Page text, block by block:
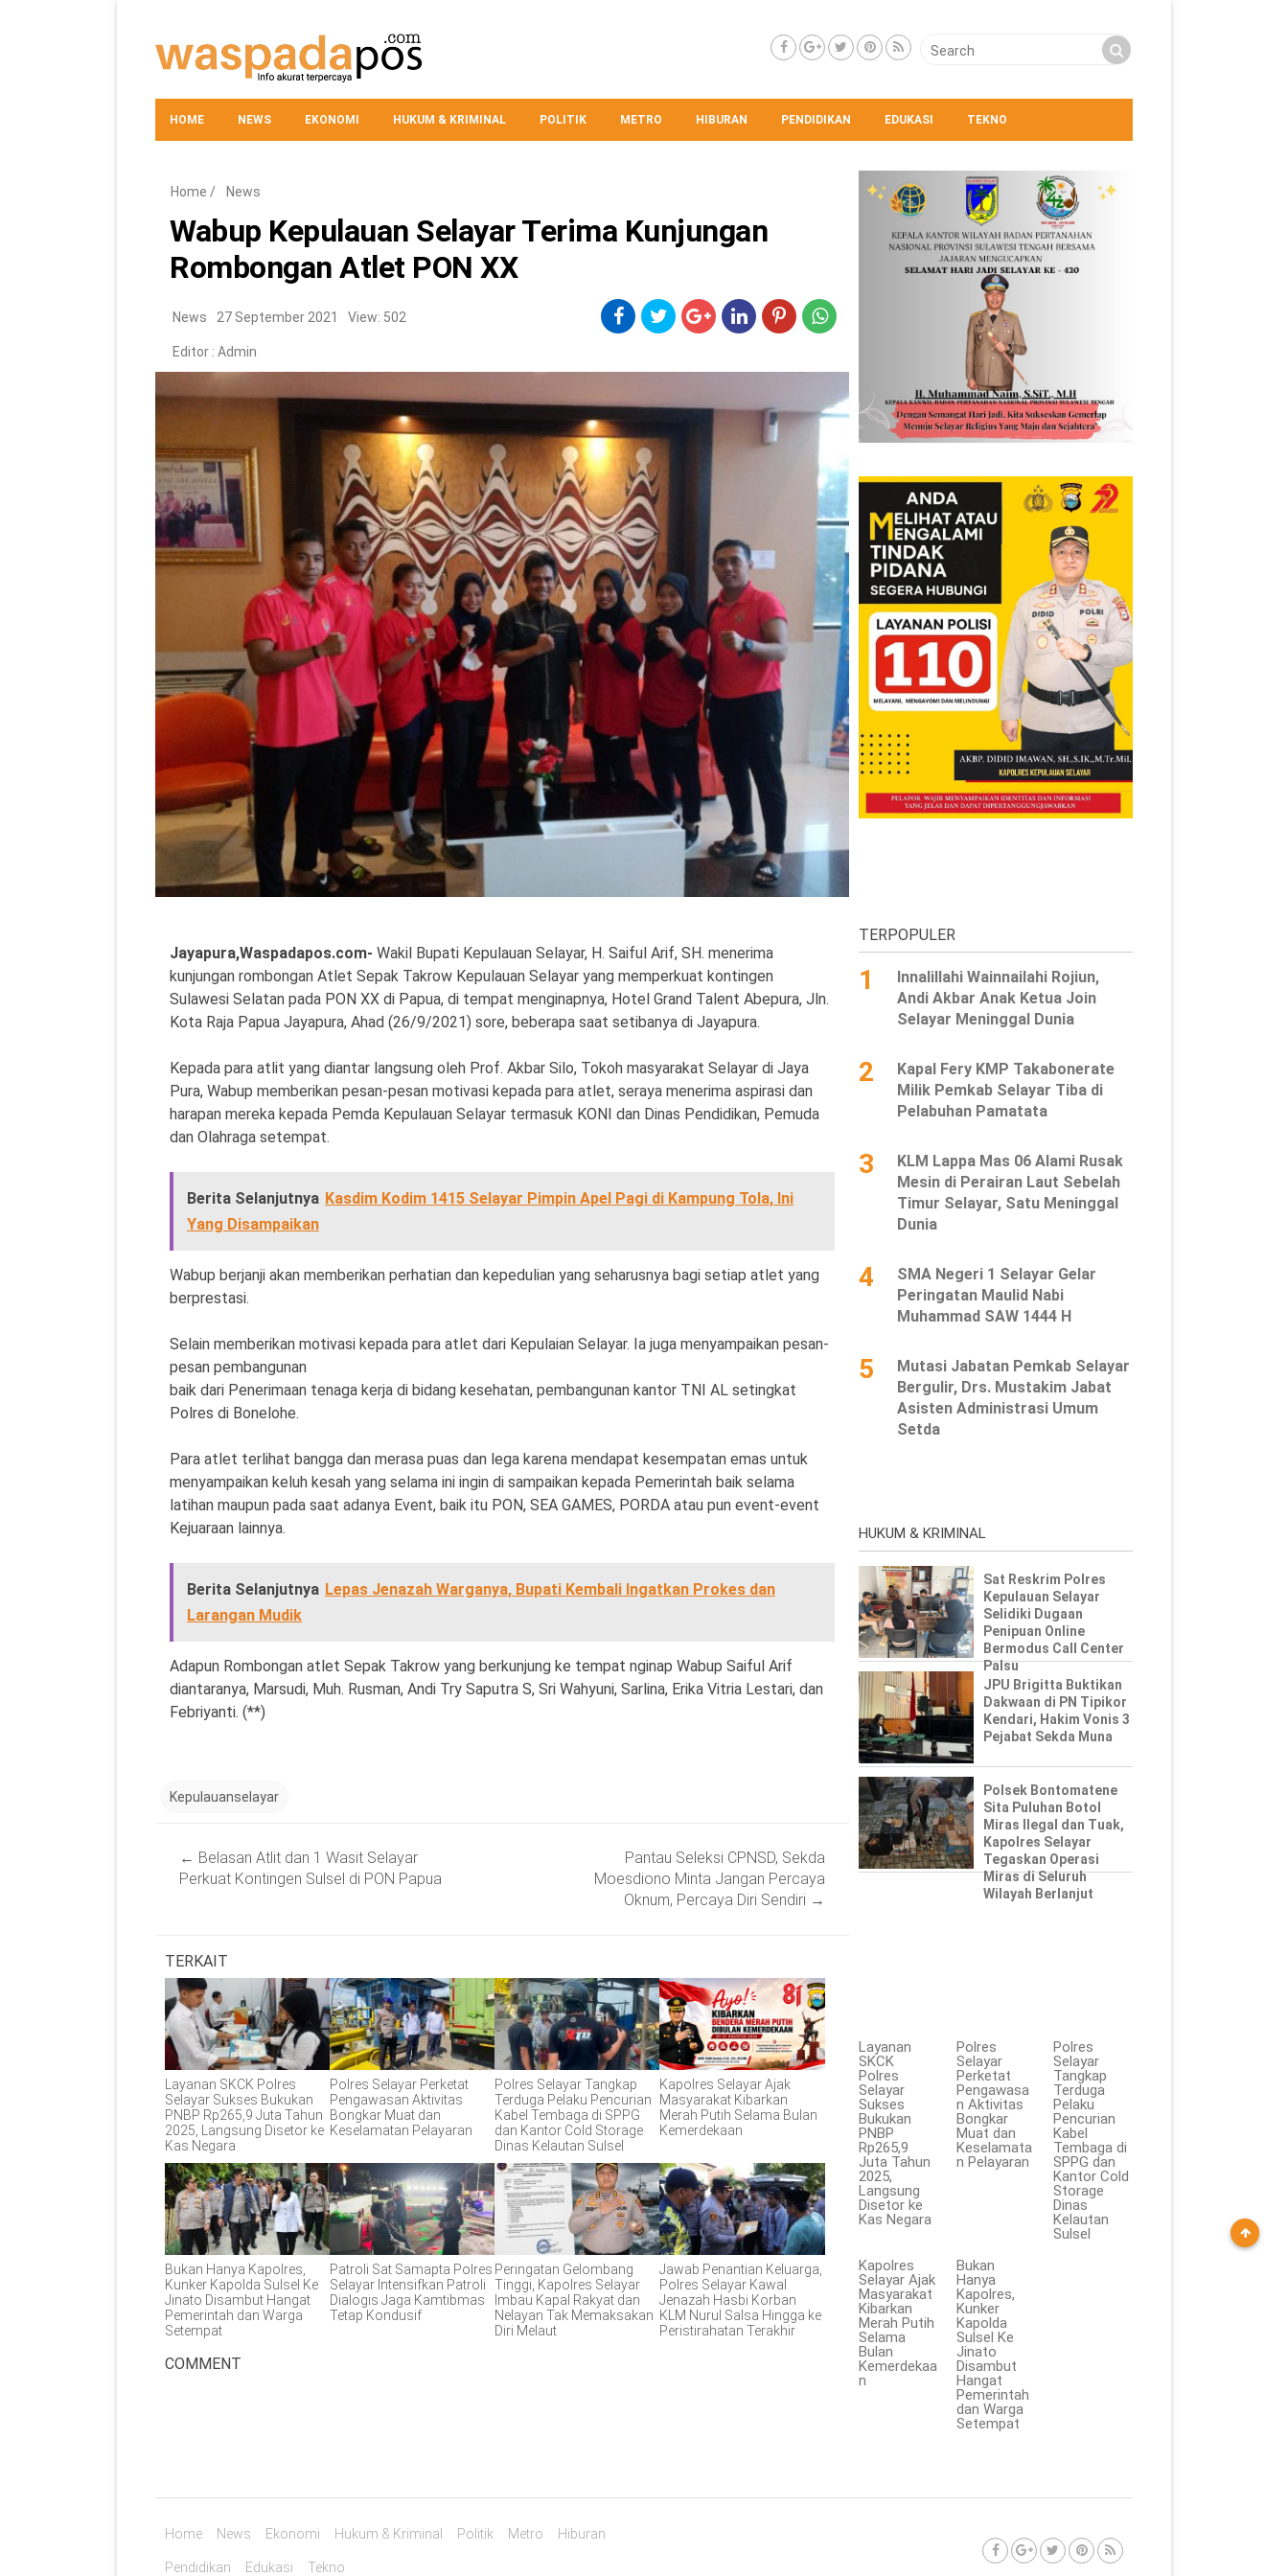
HOME NEWS EKONOMI HUKUM & KRIMINAL POLITIK METRO HIBURAN PENDIDIKAN EDUKASI TEKNO
Home / News
Wabup Kepulauan Selayar Terima Kunjungan
Rombongan Atlet PON XX
News 27 September 2021 View: 502
Editor : Admin
Jayapura,Waspadapos.com- Wakil Bupati Kepulauan Selayar, H. Saiful Arif, SH. menerima
kunjungan rombongan Atlet Sepak Takrow Kepulauan Selayar yang memperkuat kontingen
Sulawesi Selatan pada PON XX di Papua, di tempat menginapnya, Hotel Grand Talent Abepura, Jln.
Kota Raja Papua Jayapura, Ahad (26/9/2021) sore, beberapa saat setibanya di Jayapura.
Kepada para atlit yang diantar langsung oleh Prof. Akbar Silo, Tokoh masyarakat Selayar di Jaya
Pura, Wabup memberikan pesan-pesan motivasi kepada para atlet, seraya menerima aspirasi dan
harapan mereka kepada Pemda Kepulauan Selayar termasuk KONI dan Dinas Pendidikan, Pemuda
dan Olahraga setempat.
Berita Selanjutnya Kasdim Kodim 1415 Selayar Pimpin Apel Pagi di Kampung Tola, Ini
Yang Disampaikan
Wabup berjanji akan memberikan perhatian dan kepedulian yang seharusnya bagi setiap atlet yang
berprestasi.
Selain memberikan motivasi kepada para atlet dari Kepulaian Selayar. Ia juga menyampaikan pesan-
pesan pembangunan
baik dari Penerimaan tenaga kerja di bidang kesehatan, pembangunan kantor TNI AL setingkat
Polres di Bonelohe.
Para atlet terlihat bangga dan merasa puas dan lega karena mendapat kesempatan emas untuk
menyampaikan keluh kesah yang selama ini ingin di sampaikan kepada Pemerintah baik selama
latihan maupun pada saat adanya Event, baik itu PON, SEA GAMES, PORDA atau pun event-event
Kejuaraan lainnya.
Berita Selanjutnya Lepas Jenazah Warganya, Bupati Kembali Ingatkan Prokes dan
Larangan Mudik
Adapun Rombongan atlet Sepak Takrow yang berkunjung ke tempat nginap Wabup Saiful Arif
diantaranya, Marsudi, Muh. Rusman, Andi Try Saputra S, Sri Wahyuni, Sarlina, Erika Vitria Lestari, dan
Febriyanti. (**)
Kepulauanselayar
navigation
← Belasan Atlit dan 1 Wasit Selayar
Perkuat Kontingen Sulsel di PON Papua
Pantau Seleksi CPNSD, Sekda
Moesdiono Minta Jangan Percaya
Oknum, Percaya Diri Sendiri →
TERKAIT
Layanan SKCK Polres
Selayar Sukses Bukukan
PNBP Rp265,9 Juta Tahun
2025, Langsung Disetor ke
Kas Negara
Polres Selayar Perketat
Pengawasan Aktivitas
Bongkar Muat dan
Keselamatan Pelayaran
Polres Selayar Tangkap
Terduga Pelaku Pencurian
Kabel Tembaga di SPPG
dan Kantor Cold Storage
Dinas Kelautan Sulsel
Kapolres Selayar Ajak
Masyarakat Kibarkan
Merah Putih Selama Bulan
Kemerdekaan
Bukan Hanya Kapolres,
Kunker Kapolda Sulsel Ke
Jinato Disambut Hangat
Pemerintah dan Warga
Setempat
Patroli Sat Samapta Polres
Selayar Intensifkan Patroli
Dialogis Jaga Kamtibmas
Tetap Kondusif
Peringatan Gelombang
Tinggi, Kapolres Selayar
Imbau Kapal Rakyat dan
Nelayan Tak Memaksakan
Diri Melaut
Jawab Penantian Keluarga,
Polres Selayar Kawal
Jenazah Hasbi Korban
KLM Nurul Salsa Hingga ke
Peristirahatan Terakhir
COMMENT
TERPOPULER
1
Innalillahi Wainnailahi Rojiun,
Andi Akbar Anak Ketua Join
Selayar Meninggal Dunia
2
Kapal Fery KMP Takabonerate
Milik Pemkab Selayar Tiba di
Pelabuhan Pamatata
3
KLM Lappa Mas 06 Alami Rusak
Mesin di Perairan Laut Sebelah
Timur Selayar, Satu Meninggal
Dunia
4
SMA Negeri 1 Selayar Gelar
Peringatan Maulid Nabi
Muhammad SAW 1444 H
5
Mutasi Jabatan Pemkab Selayar
Bergulir, Drs. Mustakim Jabat
Asisten Administrasi Umum
Setda
HUKUM & KRIMINAL
Sat Reskrim Polres
Kepulauan Selayar
Selidiki Dugaan
Penipuan Online
Bermodus Call Center
Palsu
JPU Brigitta Buktikan
Dakwaan di PN Tipikor
Kendari, Hakim Vonis 3
Pejabat Sekda Muna
Polsek Bontomatene
Sita Puluhan Botol
Miras Ilegal dan Tuak,
Kapolres Selayar
Tegaskan Operasi
Miras di Seluruh
Wilayah Berlanjut
Layanan
SKCK
Polres
Selayar
Sukses
Bukukan
PNBP
Rp265,9
Juta Tahun
2025,
Langsung
Disetor ke
Kas Negara
Polres
Selayar
Perketat
Pengawasa
n Aktivitas
Bongkar
Muat dan
Keselamata
n Pelayaran
Polres
Selayar
Tangkap
Terduga
Pelaku
Pencurian
Kabel
Tembaga di
SPPG dan
Kantor Cold
Storage
Dinas
Kelautan
Sulsel
Kapolres
Selayar Ajak
Masyarakat
Kibarkan
Merah Putih
Selama
Bulan
Kemerdekaa
n
Bukan
Hanya
Kapolres,
Kunker
Kapolda
Sulsel Ke
Jinato
Disambut
Hangat
Pemerintah
dan Warga
Setempat
Home News Ekonomi Hukum & Kriminal Politik Metro Hiburan
Pendidikan Edukasi Tekno